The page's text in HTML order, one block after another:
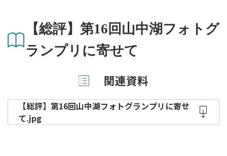
【総評】第16回山中湖フォトグ
ランプリに寄せて
関連資料
【総評】第16回山中湖フォトグランプリに寄せ
て.jpg